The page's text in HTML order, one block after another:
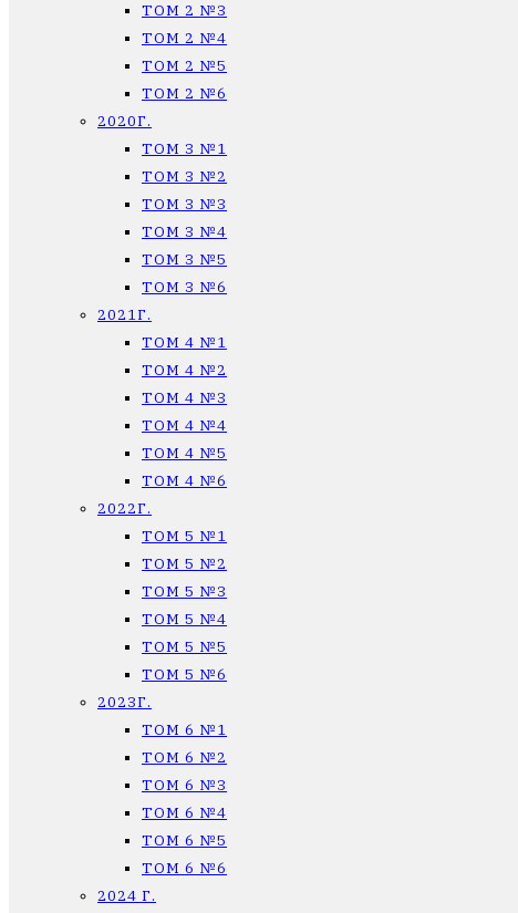
ТОМ 2 №3
ТОМ 2 №4
ТОМ 2 №5
ТОМ 2 №6
2020Г.
ТОМ 3 №1
ТОМ 3 №2
ТОМ 3 №3
ТОМ 3 №4
ТОМ 3 №5
ТОМ 3 №6
2021Г.
ТОМ 4 №1
ТОМ 4 №2
ТОМ 4 №3
ТОМ 4 №4
ТОМ 4 №5
ТОМ 4 №6
2022Г.
ТОМ 5 №1
ТОМ 5 №2
ТОМ 5 №3
ТОМ 5 №4
ТОМ 5 №5
ТОМ 5 №6
2023Г.
ТОМ 6 №1
ТОМ 6 №2
ТОМ 6 №3
ТОМ 6 №4
ТОМ 6 №5
ТОМ 6 №6
2024 Г.